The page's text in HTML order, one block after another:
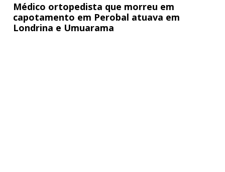
Médico ortopedista que morreu em
capotamento em Perobal atuava em
Londrina e Umuarama